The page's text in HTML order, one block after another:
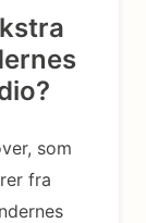
som
fra